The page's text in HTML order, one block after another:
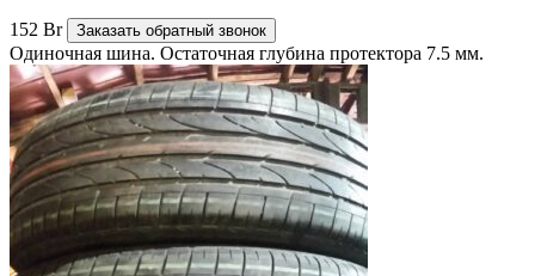
152 Br Заказать обратный звонок
Одиночная шина. Остаточная глубина протектора 7.5 мм.